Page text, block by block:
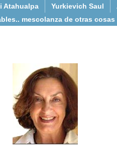
Atahualpa Yurkievich Saul
mescolanza de otras cosas